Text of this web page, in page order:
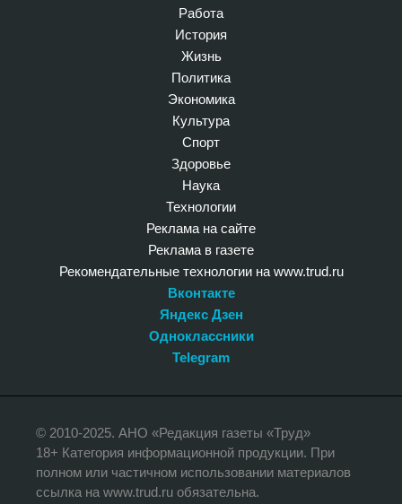
Работа
История
Жизнь
Политика
Экономика
Культура
Спорт
Здоровье
Наука
Технологии
Реклама на сайте
Реклама в газете
Рекомендательные технологии на www.trud.ru
Вконтакте
Яндекс Дзен
Одноклассники
Telegram
© 2010-2025. АНО «Редакция газеты «Труд»
18+ Категория информационной продукции. При
полном или частичном использовании материалов
ссылка на www.trud.ru обязательна.